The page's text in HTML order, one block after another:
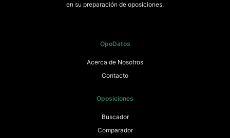
en su preparación de oposiciones.
OpoDatos
Acerca de Nosotros
Contacto
Oposiciones
Buscador
Comparador